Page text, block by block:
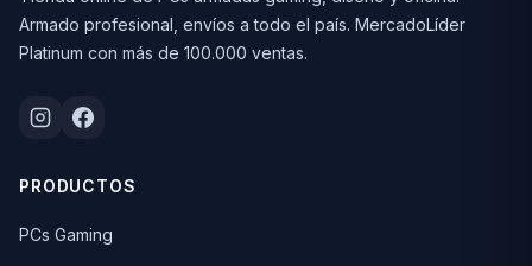
Armado profesional, envíos a todo el país. MercadoLíder
Platinum con más de 100.000 ventas.
PRODUCTOS
PCs Gaming